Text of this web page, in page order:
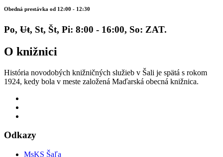
Obedná prestávka od 12:00 - 12:30
Po, Ut, St, Št, Pi: 8:00 - 16:00, So: ZAT.
O knižnici
História novodobých knižničných služieb v Šali je spätá s rokom
1924, kedy bola v meste založená Maďarská obecná knižnica.
Odkazy
MsKS Šaľa